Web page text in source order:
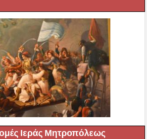
Ιεράς Μητροπόλεως